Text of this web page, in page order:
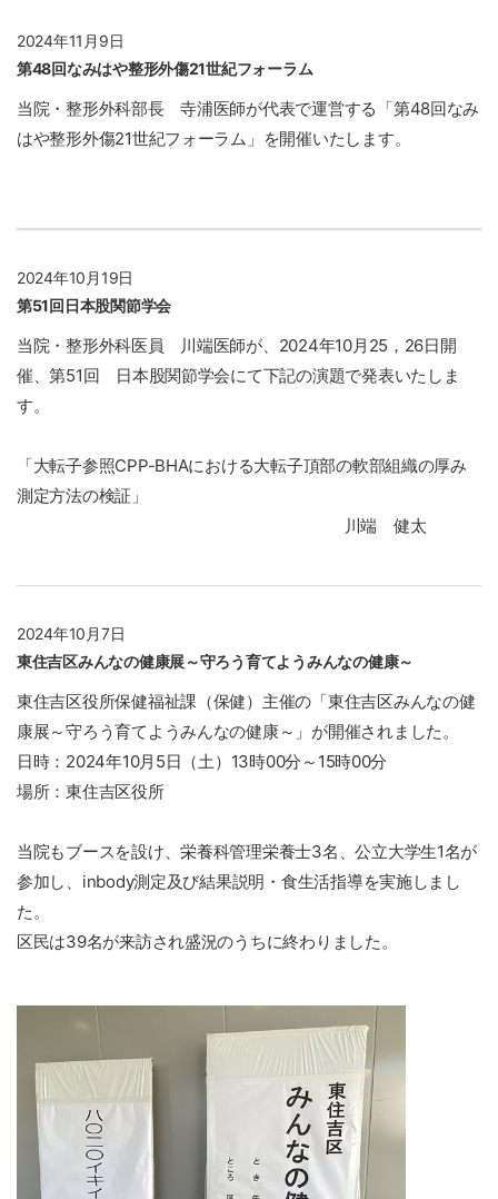
2024年11月9日
第48回なみはや整形外傷21世紀フォーラム
当院・整形外科部長 寺浦医師が代表で運営する「第48回なみ
はや整形外傷21世紀フォーラム」を開催いたします。
2024年10月19日
第51回日本股関節学会
当院・整形外科医員 川端医師が、2024年10月25，26日開
催、第51回 日本股関節学会にて下記の演題で発表いたしま
す。
「大転子参照CPP-BHAにおける大転子頂部の軟部組織の厚み
測定方法の検証」
川端 健太
2024年10月7日
東住吉区みんなの健康展～守ろう育てようみんなの健康～
東住吉区役所保健福祉課（保健）主催の「東住吉区みんなの健
康展～守ろう育てようみんなの健康～」が開催されました。
日時：2024年10月5日（土）13時00分～15時00分
場所：東住吉区役所
当院もブースを設け、栄養科管理栄養士3名、公立大学生1名が
参加し、inbody測定及び結果説明・食生活指導を実施しまし
た。
区民は39名が来訪され盛況のうちに終わりました。